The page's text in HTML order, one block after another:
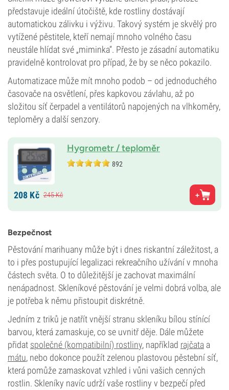
představuje ideální útočiště, kde rostliny dostávají
automatickou zálivku i výživu. Takový systém je skvělý pro
vytížené pěstitele, kteří nemají mnoho volného času
neustále hlídat své „miminka“. Přesto je zásadní automatiku
pravidelně kontrolovat pro případ, že by se něco pokazilo.
Automatizace může mít mnoho podob – od jednoduchého
časovače na osvětlení, přes kapkovou závlahu, až po
složitou síť čerpadel a ventilátorů napojených na vlhkoměry,
teploměry a další senzory.
Hygrometr / teploměr
892
208 Kč 245Kč
Bezpečnost
Pěstování marihuany může být i dnes riskantní záležitost, a
to i přes postupující legalizaci rekreačního užívání v mnoha
částech světa. O to důležitější je zachovat maximální
nenápadnost. Skleníkové pěstování je velmi dobrá volba, ale
je potřeba k němu přistoupit diskrétně.
Jedním z triků je natřít vnější stranu skleníku bílou stínící
barvou, která zamaskuje, co se uvnitř děje. Dále můžete
přidat společné (kompatibilní) rostliny, například rajčata a
mátu, nebo dokonce použít zelenou plastovou pěstební síť,
která pomůže zamaskovat vzhled i vůni vašich cenných
rostlin. Skleníky navíc udrží vaše rostliny v bezpečí před